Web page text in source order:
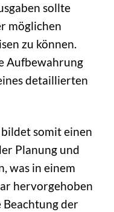
sollte
möglichen
zu können.
Aufbewahrung
detaillierten
somit einen
Planung und
was in einem
hervorgehoben
der